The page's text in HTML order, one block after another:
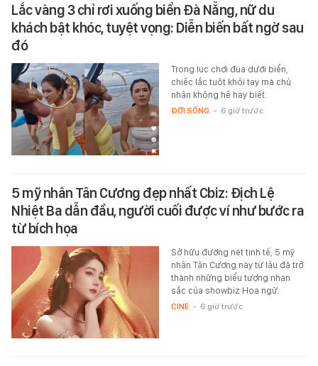
Lắc vàng 3 chỉ rơi xuống biển Đà Nẵng, nữ du
khách bật khóc, tuyệt vọng: Diễn biến bất ngờ sau
đó
Trong lúc chơi đùa dưới biển,
chiếc lắc tuột khỏi tay mà chủ
nhân không hề hay biết.
ĐỜI SỐNG - 6 giờ trước
5 mỹ nhân Tân Cương đẹp nhất Cbiz: Địch Lệ
Nhiệt Ba dẫn đầu, người cuối được ví như bước ra
từ bích họa
Sở hữu đường nét tinh tế, 5 mỹ
nhân Tân Cương này từ lâu đã trở
thành những biểu tượng nhan
sắc của showbiz Hoa ngữ.
CINE - 6 giờ trước